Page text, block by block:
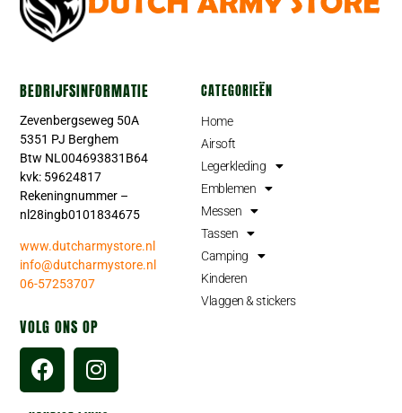
BEDRIJFSINFORMATIE
Zevenbergseweg 50A
5351 PJ Berghem
Btw NL004693831B64
kvk: 59624817
Rekeningnummer –
nl28ingb0101834675
www.dutcharmystore.nl
info@dutcharmystore.nl
06-57253707
VOLG ONS OP
CATEGORIEËN
Home
Airsoft
Legerkleding
Emblemen
Messen
Tassen
Camping
Kinderen
Vlaggen & stickers